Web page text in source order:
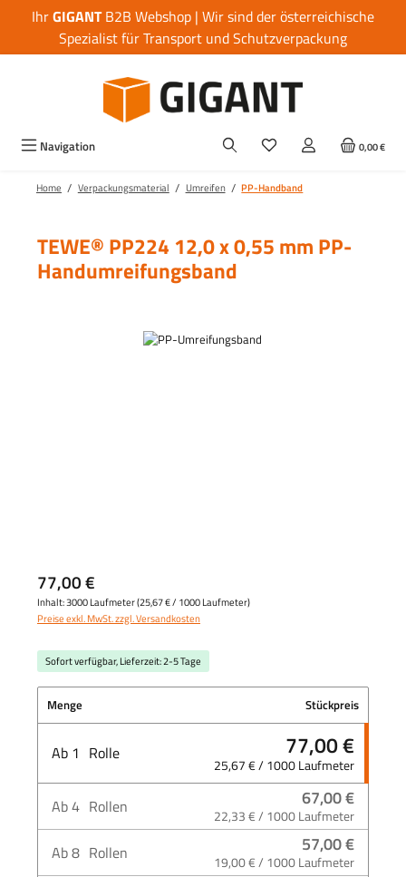
Zum Hauptinhalt springen
IhrGIGANTB2B Webshop | Wir sind der österreichische
Spezialist für Transport und Schutzverpackung
Navigation 0,00 €
Home / Verpackungsmaterial / Umreifen / PP-Handband
TEWE® PP224 12,0 x 0,55 mm PP-
Handumreifungsband
Bildergalerie überspringen
77,00 €
Inhalt:3000 Laufmeter(25,67 €/ 1000 Laufmeter)
Preise exkl. MwSt. zzgl. Versandkosten
Sofort verfügbar, Lieferzeit: 2-5 Tage
Menge Stückpreis
Ab 1 Rolle 77,00 €
25,67 € / 1000 Laufmeter
Ab4 Rollen 67,00 €
22,33 € / 1000 Laufmeter
Ab8 Rollen 57,00 €
19,00 € / 1000 Laufmeter